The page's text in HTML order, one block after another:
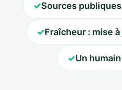
✓Sources publiques
✓Fraîcheur : mise
✓Un